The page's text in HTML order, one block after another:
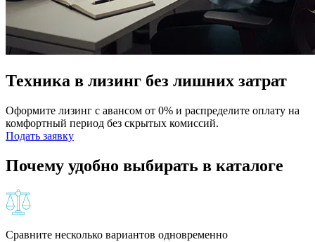
Техника в лизинг без лишних затрат
Оформите лизинг с авансом от 0% и распределите оплату на
комфортный период без скрытых комиссий.
Подать заявку
Почему удобно выбирать в каталоге
Сравните несколько вариантов одновременно